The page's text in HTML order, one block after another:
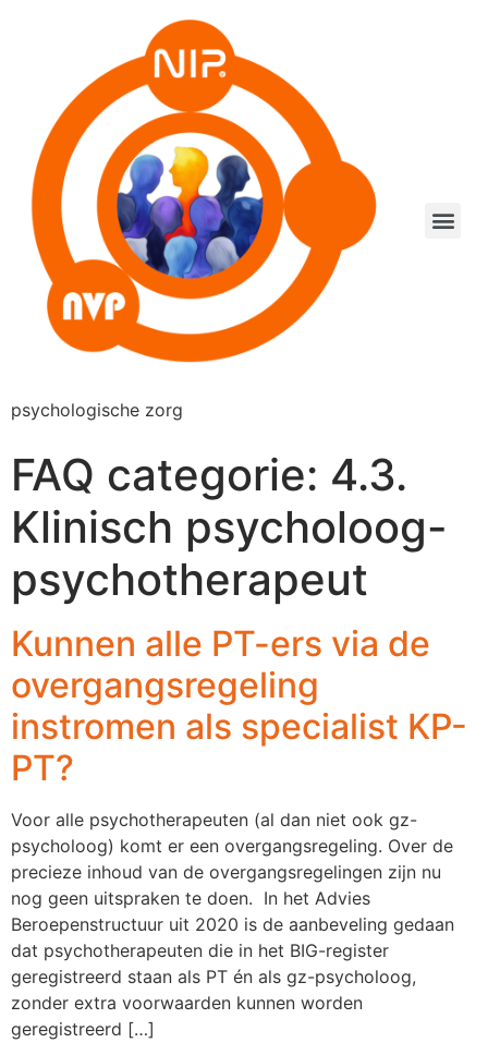
psychologische zorg
FAQ categorie: 4.3.
Klinisch psycholoog-
psychotherapeut
Kunnen alle PT-ers via de
overgangsregeling
instromen als specialist KP-
PT?
Voor alle psychotherapeuten (al dan niet ook gz-
psycholoog) komt er een overgangsregeling. Over de
precieze inhoud van de overgangsregelingen zijn nu
nog geen uitspraken te doen. In het Advies
Beroepenstructuur uit 2020 is de aanbeveling gedaan
dat psychotherapeuten die in het BIG-register
geregistreerd staan als PT én als gz-psycholoog,
zonder extra voorwaarden kunnen worden
geregistreerd […]